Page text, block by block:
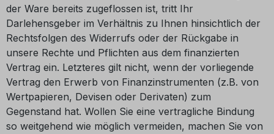
der Ware bereits zugeflossen ist, tritt Ihr
Darlehensgeber im Verhältnis zu Ihnen hinsichtlich der
Rechtsfolgen des Widerrufs oder der Rückgabe in
unsere Rechte und Pflichten aus dem finanzierten
Vertrag ein. Letzteres gilt nicht, wenn der vorliegende
Vertrag den Erwerb von Finanzinstrumenten (z.B. von
Wertpapieren, Devisen oder Derivaten) zum
Gegenstand hat. Wollen Sie eine vertragliche Bindung
so weitgehend wie möglich vermeiden, machen Sie von